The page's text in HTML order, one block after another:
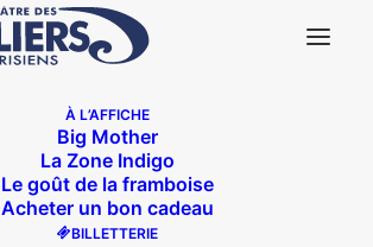
À L’AFFICHE
Big Mother
La Zone Indigo
Le goût de la framboise
Acheter un bon cadeau
BILLETTERIE
KIM
Des papilles dans le ventre